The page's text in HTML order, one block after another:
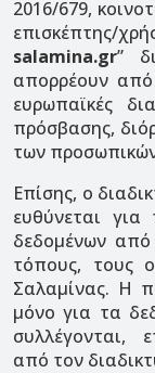
2016/679,
επισκέπτης/
salamina.gr”
απορρέουν από
ευρωπαϊκές
πρόσβασης,
των
Επίσης, ο
ευθύνεται για
δεδομένων από
τόπους, τους
Σαλαμίνας. Η
μόνο για τα
συλλέγονται,
από τον